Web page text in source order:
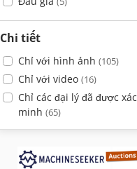
Chi tiết
Chỉ với hình ảnh (105)
Chỉ với video (16)
Chỉ các đại lý đã được xác
minh (65)